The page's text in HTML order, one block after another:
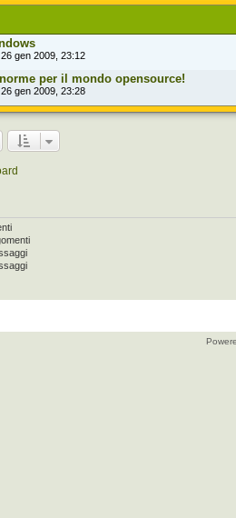
gen 2009, 23:12
per il mondo opensource!
gen 2009, 23:28